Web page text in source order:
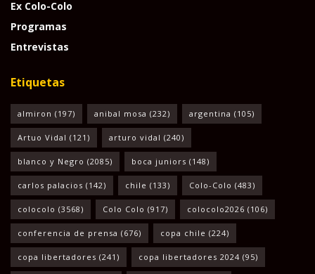
Ex Colo-Colo
Programas
Entrevistas
Etiquetas
almiron (197) anibal mosa (232) argentina (105)
Artuo Vidal (121) arturo vidal (240)
blanco y Negro (2085) boca juniors (148)
carlos palacios (142) chile (133) Colo-Colo (483)
colocolo (3568) Colo Colo (917) colocolo2026 (106)
conferencia de prensa (676) copa chile (224)
copa libertadores (241) copa libertadores 2024 (95)